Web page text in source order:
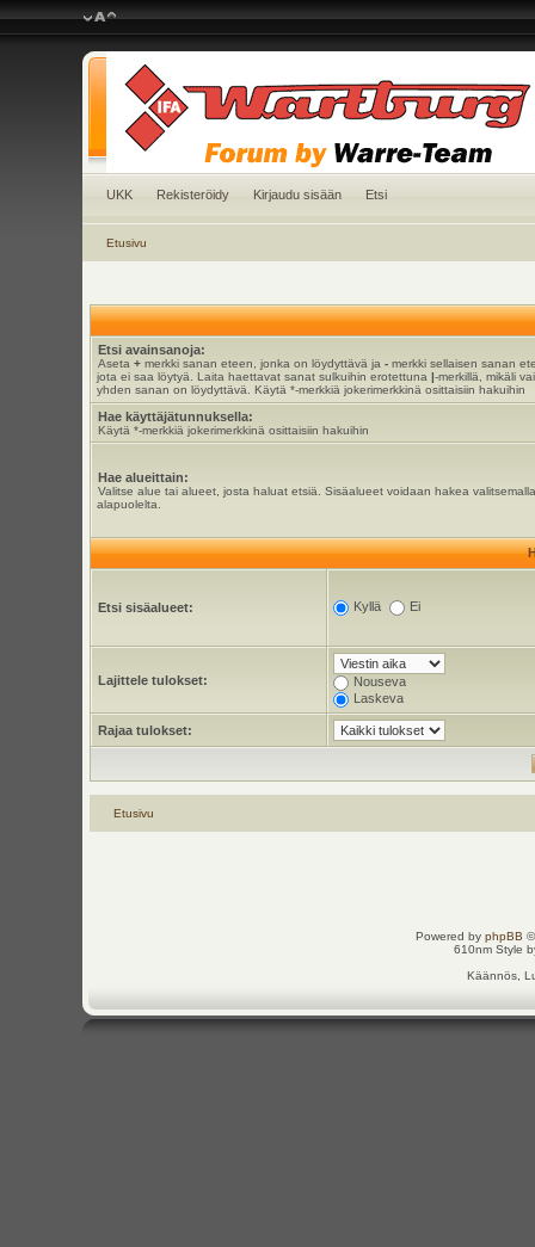
UKK Rekisteröidy Kirjaudu sisään Etsi
Etusivu
Etsi avainsanoja:
Aseta +merkki sanan eteen, jonka on löydyttävä ja -merkki sellaisen sanan
jota ei saa löytyä. Laita haettavat sanat sulkuihin erotettuna |-merkillä, mikäli
yhden sanan on löydyttävä. Käytä *-merkkiä jokerimerkkinä osittaisiin hakuihin
Hae käyttäjätunnuksella:
Käytä *-merkkiä jokerimerkkinä osittaisiin hakuihin
Hae alueittain:
Valitse alue tai alueet, josta haluat etsiä. Sisäalueet voidaan hakea
alapuolelta.
Etsi sisäalueet: Kyllä Ei
Lajittele tulokset:
Nouseva
Laskeva
Rajaa tulokset:
Etusivu
Powered by phpBB
610nm Style
Käännös,